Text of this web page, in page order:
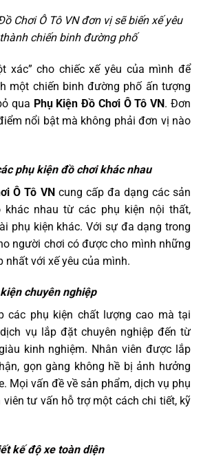
Chơi Ô Tô VN đơn vị sẽ biến xế yêu
chiến binh đường phố
xác” cho chiếc xế yêu của mình để
một chiến binh đường phố ấn tượng
qua Phụ Kiện Đồ Chơi Ô Tô VN. Đơn
nổi bật mà không phải đơn vị nào
phụ kiện đồ chơi khác nhau
Ô Tô VNcung cấp đa dạng các sản
nhau từ các phụ kiện nội thất,
phụ kiện khác. Với sự đa dạng trong
người chơi có được cho mình những
nhất với xế yêu của mình.
chuyên nghiệp
các phụ kiện chất lượng cao mà tại
vụ lắp đặt chuyên nghiệp đến từ
kinh nghiệm. Nhân viên được lắp
gọn gàng không hề bị ảnh hưởng
Mọi vấn đề về sản phẩm, dịch vụ phụ
tư vấn hỗ trợ một cách chi tiết, kỹ
kế độ xe toàn diện